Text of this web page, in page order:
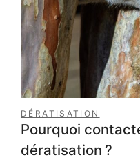
DÉRATISATION
Pourquoi
dératisation ?